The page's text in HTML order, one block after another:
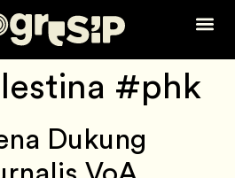
#phk
Dukung